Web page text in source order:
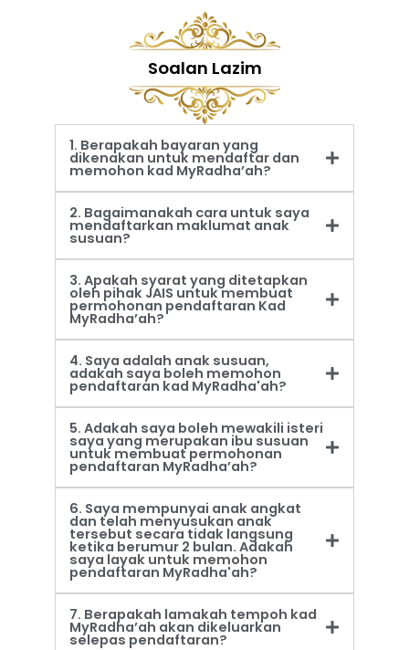
Soalan Lazim
1. Berapakah bayaran yang
dikenakan untuk mendaftar dan
memohon kad MyRadha’ah?
2. Bagaimanakah cara untuk saya
mendaftarkan maklumat anak
susuan?
3. Apakah syarat yang ditetapkan
oleh pihak JAIS untuk membuat
permohonan pendaftaran Kad
MyRadha’ah?
4. Saya adalah anak susuan,
adakah saya boleh memohon
pendaftaran kad MyRadha'ah?
5. Adakah saya boleh mewakili isteri
saya yang merupakan ibu susuan
untuk membuat permohonan
pendaftaran MyRadha’ah?
6. Saya mempunyai anak angkat
dan telah menyusukan anak
tersebut secara tidak langsung
ketika berumur 2 bulan. Adakah
saya layak untuk memohon
pendaftaran MyRadha'ah?
7. Berapakah lamakah tempoh kad
MyRadha’ah akan dikeluarkan
selepas pendaftaran?